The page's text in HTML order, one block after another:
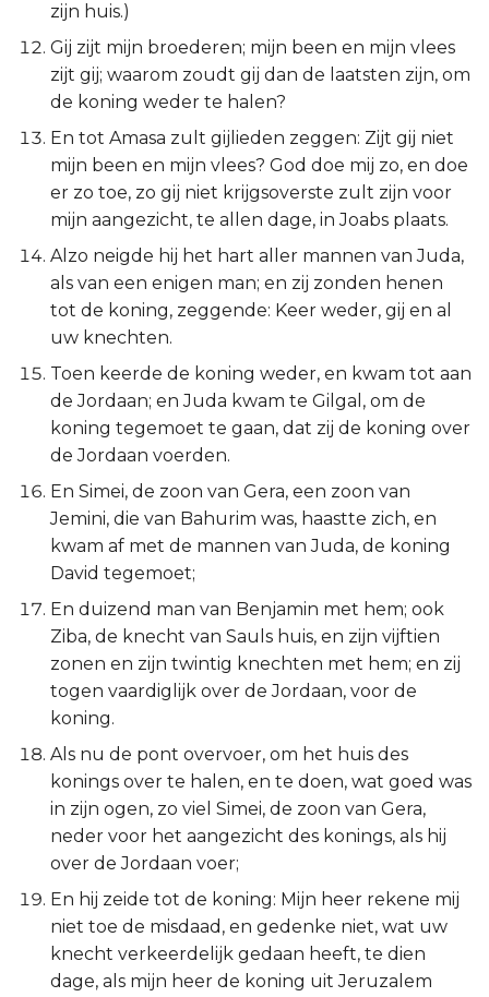
zijn huis.)
Gij zijt mijn broederen; mijn been en mijn vlees
zijt gij; waarom zoudt gij dan de laatsten zijn, om
de koning weder te halen?
En tot Amasa zult gijlieden zeggen: Zijt gij niet
mijn been en mijn vlees? God doe mij zo, en doe
er zo toe, zo gij niet krijgsoverste zult zijn voor
mijn aangezicht, te allen dage, in Joabs plaats.
Alzo neigde hij het hart aller mannen van Juda,
als van een enigen man; en zij zonden henen
tot de koning, zeggende: Keer weder, gij en al
uw knechten.
Toen keerde de koning weder, en kwam tot aan
de Jordaan; en Juda kwam te Gilgal, om de
koning tegemoet te gaan, dat zij de koning over
de Jordaan voerden.
En Simei, de zoon van Gera, een zoon van
Jemini, die van Bahurim was, haastte zich, en
kwam af met de mannen van Juda, de koning
David tegemoet;
En duizend man van Benjamin met hem; ook
Ziba, de knecht van Sauls huis, en zijn vijftien
zonen en zijn twintig knechten met hem; en zij
togen vaardiglijk over de Jordaan, voor de
koning.
Als nu de pont overvoer, om het huis des
konings over te halen, en te doen, wat goed was
in zijn ogen, zo viel Simei, de zoon van Gera,
neder voor het aangezicht des konings, als hij
over de Jordaan voer;
En hij zeide tot de koning: Mijn heer rekene mij
niet toe de misdaad, en gedenke niet, wat uw
knecht verkeerdelijk gedaan heeft, te dien
dage, als mijn heer de koning uit Jeruzalem